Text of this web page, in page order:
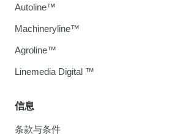
信息
条款与条件
Autoline™
Machineryline™
Agroline™
Linemedia Digital ™